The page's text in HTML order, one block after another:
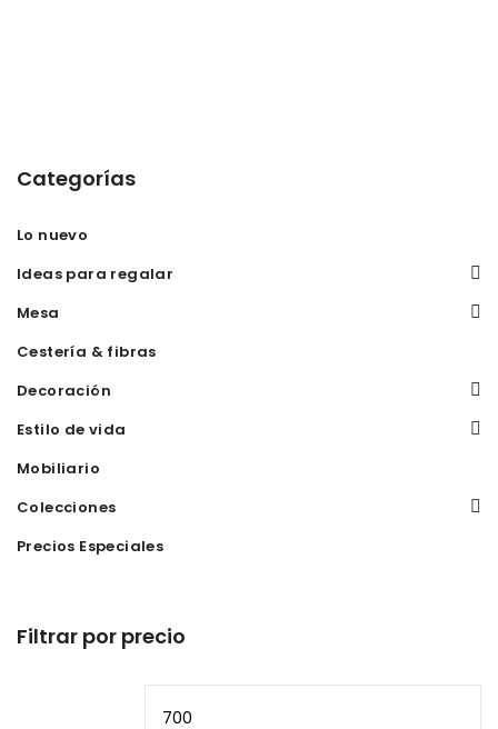
Categorías
Lo nuevo
Ideas para regalar
Mesa
Cestería & fibras
Decoración
Estilo de vida
Mobiliario
Colecciones
Precios Especiales
Filtrar por precio